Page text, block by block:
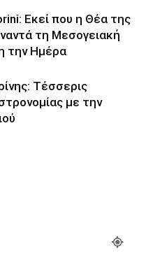
Εκεί που η Θέα της
τη Μεσογειακή
την Ημέρα
Τέσσερις
με την